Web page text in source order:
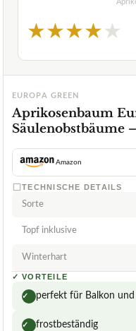
★★★★★
EUROPA GREEN
Aprikosenbaum
Säulenobstbäume
Amazon
TECHNISCHE DETAILS
Sorte
Topf inklusive
Winterhart
✓ VORTEILE
✓ perfekt für Balkon und
✓ frostbeständig